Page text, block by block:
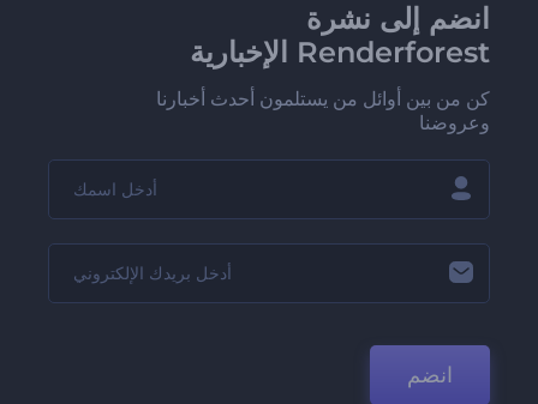
انضم إلى نشرة
Renderforest الإخبارية
كن من بين أوائل من يستلمون أحدث أخبارنا
وعروضنا
انضم